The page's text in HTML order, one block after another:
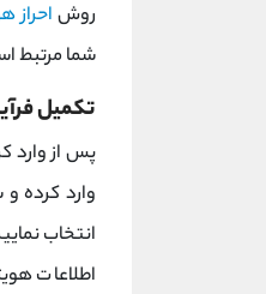
روش احراز
شما مرتبط
تکمیل
انتخاب
اطلاعات